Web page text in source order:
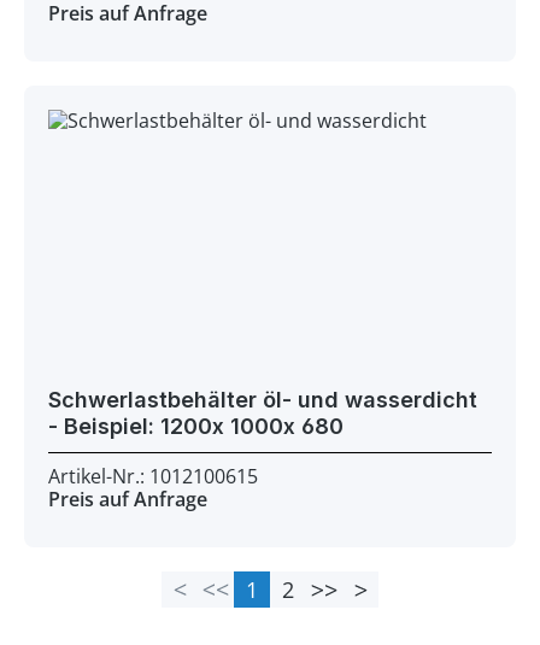
Preis auf Anfrage
Schwerlastbehälter öl- und wasserdicht
- Beispiel: 1200x 1000x 680
Artikel-Nr.: 1012100615
Preis auf Anfrage
Seite
1 Seite
2